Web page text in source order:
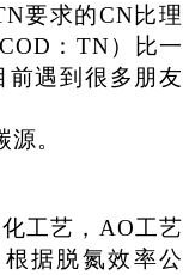
要求的CN比理
：TN）比一
前遇到很多朋友
。
工艺，AO工艺
据脱氮效率公